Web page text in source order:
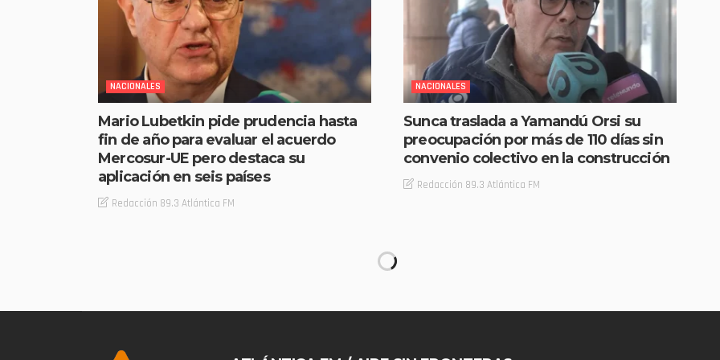
NACIONALES
Mario Lubetkin pide prudencia hasta
fin de año para evaluar el acuerdo
Mercosur-UE pero destaca su
aplicación en seis países
Redacción 89.3 Atlántica FM
NACIONALES
Sunca traslada a Yamandú Orsi su
preocupación por más de 110 días sin
convenio colectivo en la construcción
Redacción 89.3 Atlántica FM